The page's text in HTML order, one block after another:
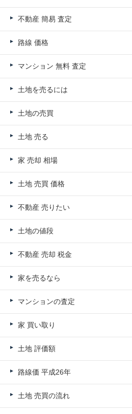
不動産 簡易 査定
路線 価格
マンション 無料 査定
土地を売るには
土地の売買
土地 売る
家 売却 相場
土地 売買 価格
不動産 売りたい
土地の値段
不動産 売却 税金
家を売るなら
マンションの査定
家 買い取り
土地 評価額
路線価 平成26年
土地 売買の流れ